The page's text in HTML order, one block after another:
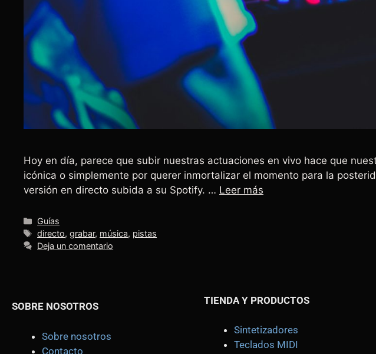
Hoy en día, parece que subir nuestras actuaciones en vivo hace que
icónica o simplemente por querer inmortalizar el momento para la
versión en directo subida a su Spotify. … Leer más
Guías
directo,grabar, música, pistas
Deja un comentario
SOBRE NOSOTROS
Sobre nosotros
Contacto
TIENDA Y PRODUCTOS
Sintetizadores
Teclados MIDI